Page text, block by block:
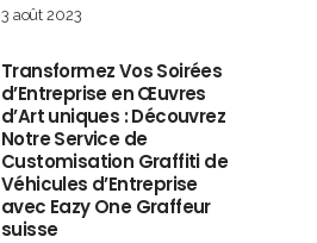
3 août 2023
Transformez Vos Soirées
d’Entreprise en Œuvres
d’Art uniques : Découvrez
Notre Service de
Customisation Graffiti de
Véhicules d’Entreprise
avec Eazy One Graffeur
suisse